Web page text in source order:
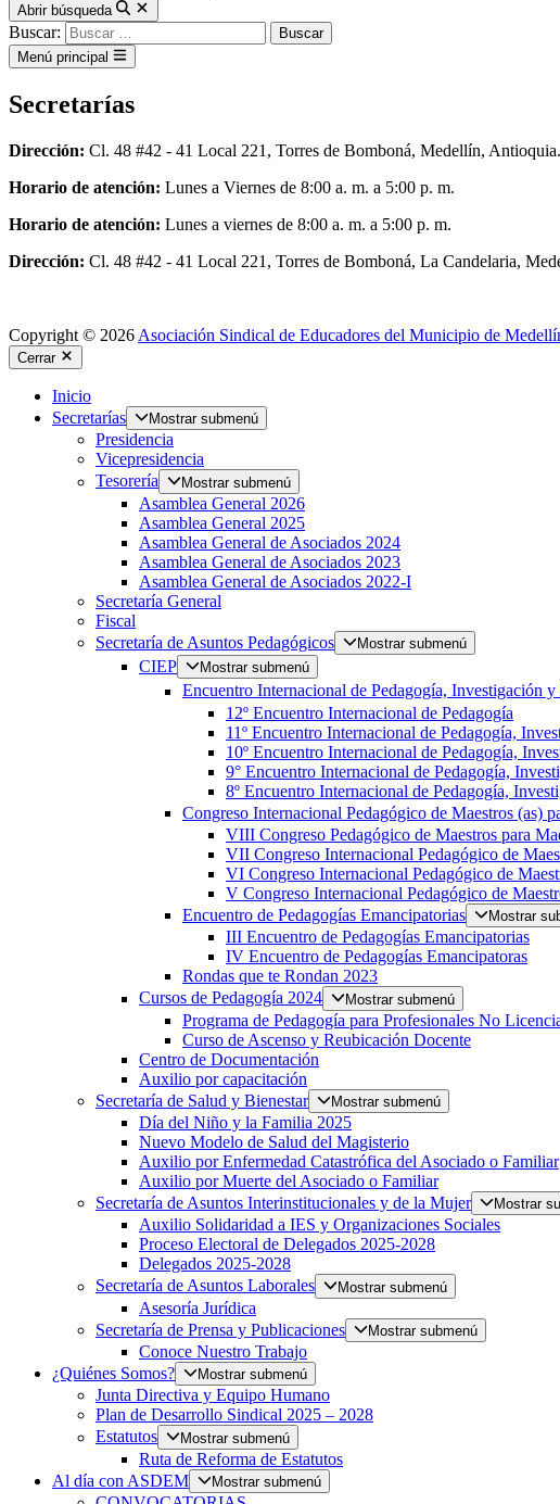
Abrir búsqueda
Buscar:
Menú principal
Secretarías
Dirección: Cl. 48 #42 - 41 Local 221, Torres de Bomboná, Medellín, Antioquia.
Horario de atención: Lunes a Viernes de 8:00 a. m. a 5:00 p. m.
Horario de atención: Lunes a viernes de 8:00 a. m. a 5:00 p. m.
Dirección: Cl. 48 #42 - 41 Local 221, Torres de Bomboná, La Candelaria,
Copyright © 2026 Asociación Sindical de Educadores del Municipio de
Cerrar
Inicio
Secretarías
Mostrar submenú
Presidencia
Vicepresidencia
Tesorería
Mostrar submenú
Asamblea General 2026
Asamblea General 2025
Asamblea General de Asociados 2024
Asamblea General de Asociados 2023
Asamblea General de Asociados 2022-I
Secretaría General
Fiscal
Secretaría de Asuntos Pedagógicos
Mostrar submenú
CIEP Mostrar submenú
Encuentro Internacional de Pedagogía, Investigación
12º Encuentro Internacional de Pedagogía
11º Encuentro Internacional de Pedagogía,
10º Encuentro Internacional de Pedagogía,
9° Encuentro Internacional de Pedagogía,
8º Encuentro Internacional de Pedagogía,
Congreso Internacional Pedagógico de Maestros (as)
VIII Congreso Pedagógico de Maestros para
VII Congreso Internacional Pedagógico de
VI Congreso Internacional Pedagógico de
V Congreso Internacional Pedagógico de
Encuentro de Pedagogías Emancipatorias
Mostrar
III Encuentro de Pedagogías Emancipatorias
IV Encuentro de Pedagogías Emancipatoras
Rondas que te Rondan 2023
Cursos de Pedagogía 2024
Mostrar submenú
Programa de Pedagogía para Profesionales No
Curso de Ascenso y Reubicación Docente
Centro de Documentación
Auxilio por capacitación
Secretaría de Salud y Bienestar
Mostrar submenú
Día del Niño y la Familia 2025
Nuevo Modelo de Salud del Magisterio
Auxilio por Enfermedad Catastrófica del Asociado o Familiar
Auxilio por Muerte del Asociado o Familiar
Secretaría de Asuntos Interinstitucionales y de la Mujer
Mostrar
Auxilio Solidaridad a IES y Organizaciones Sociales
Proceso Electoral de Delegados 2025-2028
Delegados 2025-2028
Secretaría de Asuntos Laborales
Mostrar submenú
Asesoría Jurídica
Secretaría de Prensa y Publicaciones
Mostrar submenú
Conoce Nuestro Trabajo
¿Quiénes Somos?
Mostrar submenú
Junta Directiva y Equipo Humano
Plan de Desarrollo Sindical 2025 – 2028
Estatutos
Mostrar submenú
Ruta de Reforma de Estatutos
Al día con ASDEM
Mostrar submenú